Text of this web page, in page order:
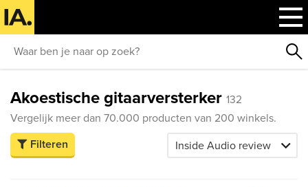
Akoestische gitaarversterker 132
Vergelijk meer dan 70.000 producten van 200 winkels.
Filteren